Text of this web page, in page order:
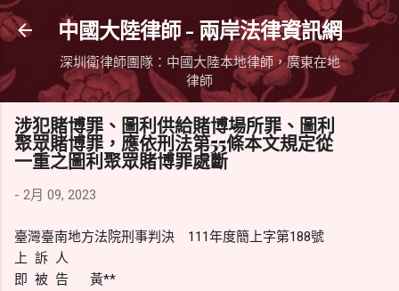
跳到主要內容
中國大陸律師 - 兩岸法律資訊網
深圳衛律師團隊：中國大陸本地律師，廣東在地
律師
涉犯賭博罪、圖利供給賭博場所罪、圖利
聚眾賭博罪，應依刑法第55條本文規定從
一重之圖利聚眾賭博罪處斷
- 2月 09, 2023
臺灣臺南地方法院刑事判決 111年度簡上字第188號
上 訴 人
即 被 告 黃**